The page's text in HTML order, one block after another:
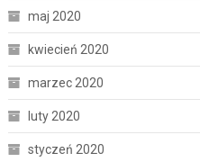
maj 2020
kwiecień 2020
marzec 2020
luty 2020
styczeń 2020